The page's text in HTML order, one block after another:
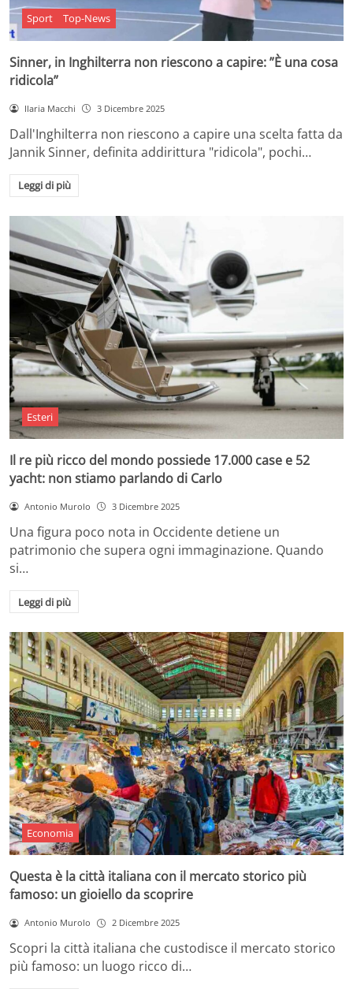
Sport Top-News
Sinner, in Inghilterra non riescono a capire: ”È una cosa
ridicola”
Ilaria Macchi 3 Dicembre 2025
Dall'Inghilterra non riescono a capire una scelta fatta da
Jannik Sinner, definita addirittura "ridicola", pochi…
Leggi di più
Esteri
Il re più ricco del mondo possiede 17.000 case e 52
yacht: non stiamo parlando di Carlo
Antonio Murolo 3 Dicembre 2025
Una figura poco nota in Occidente detiene un
patrimonio che supera ogni immaginazione. Quando
si…
Leggi di più
Economia
Questa è la città italiana con il mercato storico più
famoso: un gioiello da scoprire
Antonio Murolo 2 Dicembre 2025
Scopri la città italiana che custodisce il mercato storico
più famoso: un luogo ricco di…